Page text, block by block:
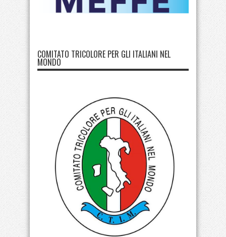
COMITATO TRICOLORE PER GLI ITALIANI NEL
MONDO